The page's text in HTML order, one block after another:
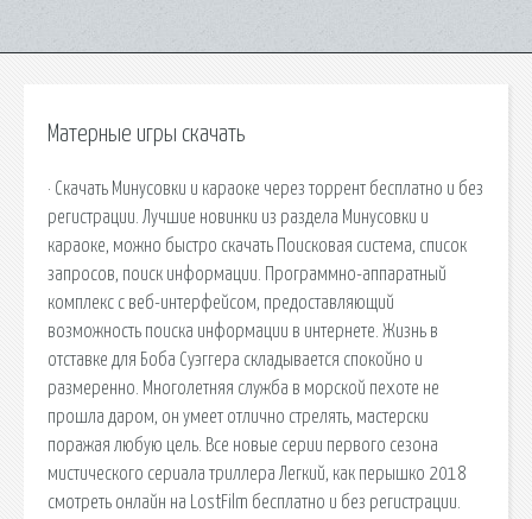
Матерные игры скачать
· Скачать Минусовки и караоке через торрент бесплатно и без
регистрации. Лучшие новинки из раздела Минусовки и
караоке, можно быстро скачать Поисковая сиcтема, список
запросов, поиск информации. Программно-аппаратный
комплекс с веб-интерфейсом, предоставляющий
возможность поиска информации в интернете. Жизнь в
отставке для Боба Суэггера складывается спокойно и
размеренно. Многолетняя служба в морской пехоте не
прошла даром, он умеет отлично стрелять, мастерски
поражая любую цель. Все новые серии первого сезона
мистического сериала триллера Легкий, как перышко 2018
смотреть онлайн на LostFilm бесплатно и без регистрации.